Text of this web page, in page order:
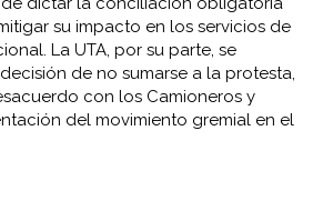
su impacto en los servicios de
La UTA, por su parte, se
de no sumarse a la protesta,
con los Camioneros y
del movimiento gremial en el